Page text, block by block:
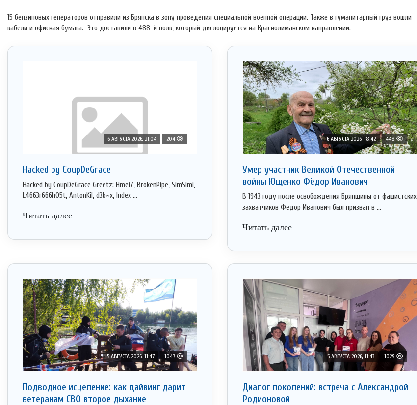
15 бензиновых генераторов отправили из Брянска в зону проведения специальной военной операции. Также в гуманитарный груз вошли
кабели и офисная бумага. Это доставили в 488-й полк, который дислоцируется на Краснолиманском направлении.
6 АВГУСТА 2026, 21:04 204
Hacked by CoupDeGrace
Hacked by CoupDeGrace Greetz: Hmei7, BrokenPipe, SimSimi,
L4663r666h05t, AntonKil, d3b~x, Index ...
Читать далее
6 АВГУСТА 2026, 18:42 448
Умер участник Великой Отечественной
войны Ющенко Фёдор Иванович
В 1943 году после освобождения Брянщины от фашистских
захватчиков Федор Иванович был призван в ...
Читать далее
5 АВГУСТА 2026, 11:47 1047
Подводное исцеление: как дайвинг дарит
ветеранам СВО второе дыхание
5 АВГУСТА 2026, 11:43 1029
Диалог поколений: встреча с Александрой
Родионовой